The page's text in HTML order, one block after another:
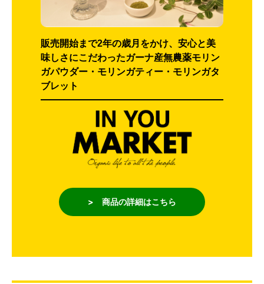
販売開始まで2年の歳月をかけ、安心と美
味しさにこだわったガーナ産無農薬モリン
ガパウダー・モリンガティー・モリンガタ
ブレット
> 商品の詳細はこちら